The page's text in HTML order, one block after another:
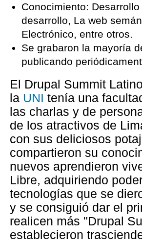
Conocimiento:
desarrollo, La web
Electrónico, entre otros.
Se grabaron la mayoría
publicando
El Drupal Summit
la UNI tenía una
las charlas y de
de los atractivos de
con sus deliciosos
compartieron su
nuevos aprendieron
Libre, adquiriendo
tecnologías que se
y se consiguió dar el
realicen más "Drupal
establecieron